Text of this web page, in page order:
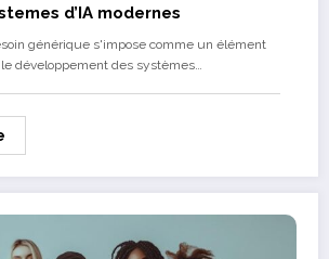
d’IA modernes
générique s'impose comme un élément
développement des systèmes…